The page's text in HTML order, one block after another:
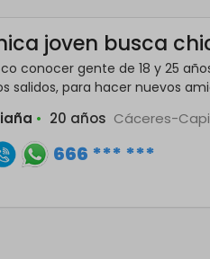
joven busca
conocer gente de 18 y 25
salidos, para hacer nuevos
• 20 años Cáceres-
666 *** ***